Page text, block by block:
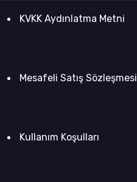
KVKK Aydınlatma Metni
Mesafeli Satış Sözleşmesi
Kullanım Koşulları